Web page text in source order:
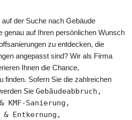
der Suche nach Gebäude
genau auf Ihren persönlichen Wunsch
zu entdecken, die
angepasst sind? Wir als Firma
Ihnen die Chance,
finden. Sofern Sie die zahlreichen
Sie Gebäudeabbruch,
KMF-Sanierung,
& Entkernung,